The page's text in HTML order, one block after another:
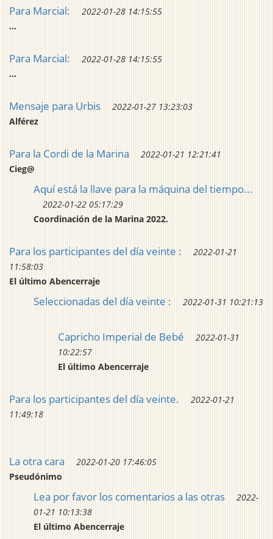
Para Marcial:
2022-01-28 14:15:55
...
Para Marcial:
2022-01-28 14:15:55
...
Mensaje para Urbis
2022-01-27 13:23:03
Alférez
Para la Cordi de la Marina
2022-01-21 12:21:41
Cieg@
Aquí está la llave para la máquina del tiempo...
2022-01-22 05:17:29
Coordinación de la Marina 2022.
Para los participantes del día veinte :
2022-01-21
11:58:03
El último Abencerraje
Seleccionadas del día veinte : 2022-01-31 10:21:13
Capricho Imperial de Bebé
2022-01-31
10:22:57
El último Abencerraje
Para los participantes del día veinte.
2022-01-21
11:49:18
La otra cara
2022-01-20 17:46:05
Pseudónimo
Lea por favor los comentarios a las otras
2022-
01-21 10:13:38
El último Abencerraje